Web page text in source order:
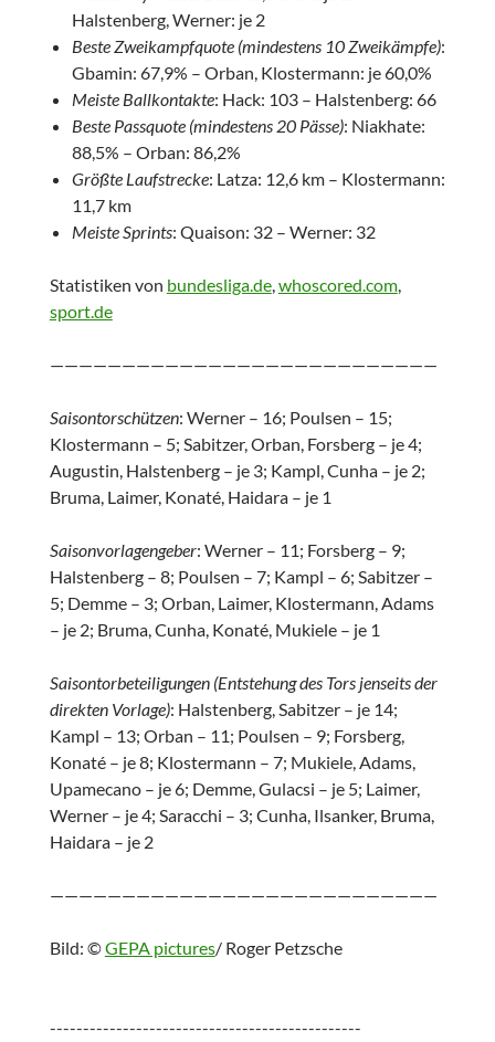
Halstenberg, Werner: je 2
Beste Zweikampfquote (mindestens 10 Zweikämpfe):
Gbamin: 67,9% – Orban, Klostermann: je 60,0%
Meiste Ballkontakte: Hack: 103 – Halstenberg: 66
Beste Passquote (mindestens 20 Pässe): Niakhate:
88,5% – Orban: 86,2%
Größte Laufstrecke: Latza: 12,6 km – Klostermann:
11,7 km
Meiste Sprints: Quaison: 32 – Werner: 32
Statistiken von bundesliga.de,whoscored.com,
sport.de
———————————————————————————
Saisontorschützen: Werner – 16; Poulsen – 15;
Klostermann – 5; Sabitzer, Orban, Forsberg – je 4;
Augustin, Halstenberg – je 3; Kampl, Cunha – je 2;
Bruma, Laimer, Konaté, Haidara – je 1
Saisonvorlagengeber: Werner – 11; Forsberg – 9;
Halstenberg – 8; Poulsen – 7; Kampl – 6; Sabitzer –
5; Demme – 3; Orban, Laimer, Klostermann, Adams
– je 2; Bruma, Cunha, Konaté, Mukiele – je 1
Saisontorbeteiligungen (Entstehung des Tors jenseits der
direkten Vorlage): Halstenberg, Sabitzer – je 14;
Kampl – 13; Orban – 11; Poulsen – 9; Forsberg,
Konaté – je 8; Klostermann – 7; Mukiele, Adams,
Upamecano – je 6; Demme, Gulacsi – je 5; Laimer,
Werner – je 4; Saracchi – 3; Cunha, Ilsanker, Bruma,
Haidara – je 2
———————————————————————————
Bild: ©GEPA pictures/ Roger Petzsche
-----------------------------------------------